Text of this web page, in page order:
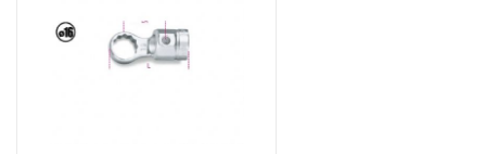
Üretici Garantisi
Orijinal garanti belgeli ürünler
Yaygın Servis Ağı